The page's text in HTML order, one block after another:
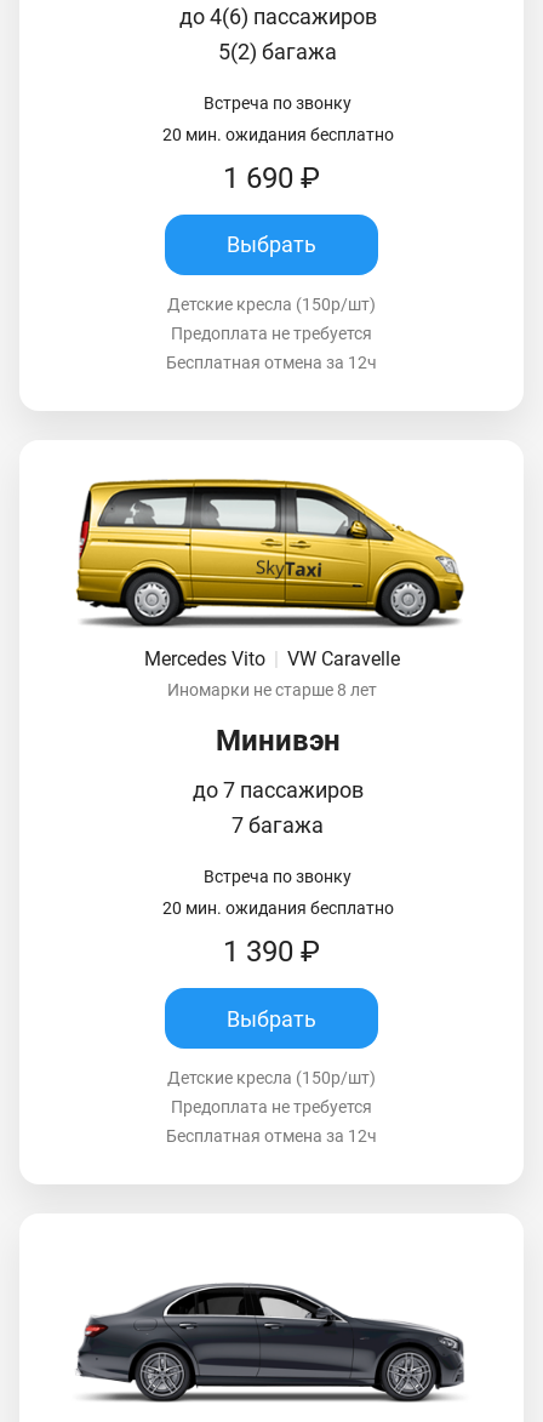
до 4(6) пассажиров
5(2) багажа
Встреча по звонку
20 мин. ожидания бесплатно
1 690 ₽
Выбрать
Детские кресла (150р/шт)
Предоплата не требуется
Бесплатная отмена за 12ч
Mercedes Vito VW Caravelle
Иномарки не старше 8 лет
Минивэн
до 7 пассажиров
7 багажа
Встреча по звонку
20 мин. ожидания бесплатно
1 390 ₽
Выбрать
Детские кресла (150р/шт)
Предоплата не требуется
Бесплатная отмена за 12ч